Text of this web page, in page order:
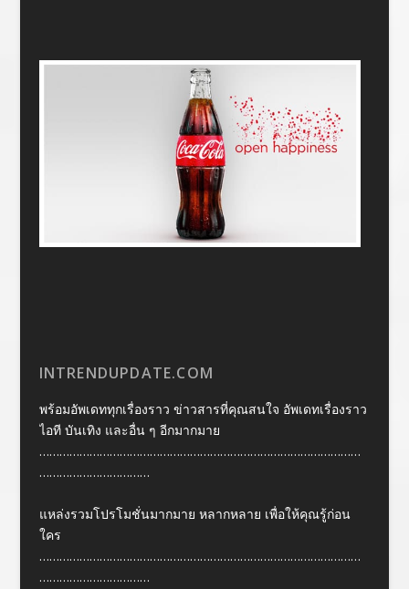
INTRENDUPDATE.COM
พร้อมอัพเดททุกเรื่องราว ข่าวสารที่คุณสนใจ อัพเดทเรื่องราว
ไอที บันเทิง และอื่น ๆ อีกมากมาย
……………………………………………………………………………………
……………………………
แหล่งรวมโปรโมชั่นมากมาย หลากหลาย เพื่อให้คุณรู้ก่อน
ใคร
……………………………………………………………………………………
……………………………